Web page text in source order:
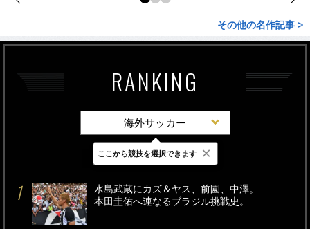
その他の名作記事 >
RANKING
海外サッカー
最新 24時間 週間
水島武蔵にカズ＆ヤス、前園、中澤。
本田圭佑へ連なるブラジル挑戦史。
ここから競技を選択できます ×